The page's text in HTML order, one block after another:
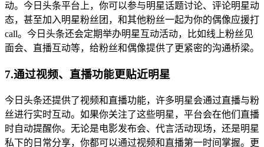
动。今日头条平台上，你可以参与明星话题讨论、评论明星动
态，甚至加入明星粉丝团，和其他粉丝一起为你的偶像应援打
call。今日头条还会定期举办明星互动活动，比如线上粉丝见
面会、直播互动等，给粉丝和偶像提供了更紧密的沟通桥梁。
7.通过视频、直播功能更贴近明星
今日头条还提供了视频和直播功能，许多明星会通过直播与粉
丝进行实时互动。如果你关注了这些明星，平台会在他们直播
时自动提醒你。无论是电影发布会、代言活动现场，还是明星
私下的日常分享，你都可以通过视频和直播第一时间掌握。更